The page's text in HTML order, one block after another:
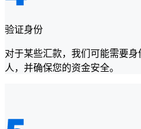
验证身份
对于某些汇款，我们可能需要
人，并确保您的资金安全。